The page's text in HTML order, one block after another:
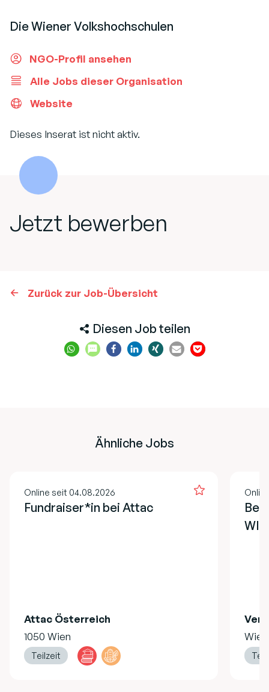
Die Wiener Volkshochschulen
NGO-Profil ansehen
Alle Jobs dieser Organisation
Website
Dieses Inserat ist nicht aktiv.
Jetzt bewerben
Zurück zur Job-Übersicht
Diesen Job teilen
Ähnliche Jobs
Online seit 04.08.2026
Fundraiser*in bei Attac
Attac Österreich
1050 Wien
Teilzeit
Wien